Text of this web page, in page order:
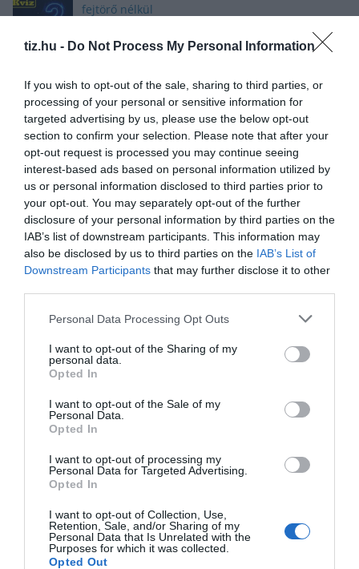
tiz.hu - Do Not Process My Personal Information
If you wish to opt-out of the sale, sharing to third parties, or
processing of your personal or sensitive information for
targeted advertising by us, please use the below opt-out
section to confirm your selection. Please note that after your
opt-out request is processed you may continue seeing
interest-based ads based on personal information utilized by
us or personal information disclosed to third parties prior to
your opt-out. You may separately opt-out of the further
disclosure of your personal information by third parties on the
IAB’s list of downstream participants. This information may
also be disclosed by us to third parties on the IAB’s List of
Downstream Participants that may further disclose it to other
Personal Data Processing Opt Outs
I want to opt-out of the Sharing of my
personal data.
Opted In
I want to opt-out of the Sale of my
Personal Data.
Opted In
I want to opt-out of processing my
Personal Data for Targeted Advertising.
Opted In
I want to opt-out of Collection, Use,
Retention, Sale, and/or Sharing of my
Personal Data that Is Unrelated with the
Purposes for which it was collected.
Opted Out
fejtörő nélkül
Brutál nehéz nyolc kvízkérdés: Le a kalappal, ha
jól sikerül
Nyolc kvízkérdés: Van pár perced? Játszd le ezt
az érdekes quizt
büszke lehetsz magadra
Okosító kvíz: Megbirkózol ezekkel a kérdésekkel?